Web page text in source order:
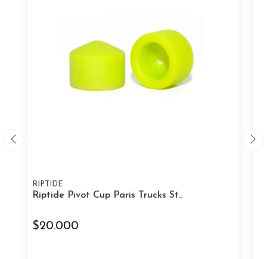
RIPTIDE
Riptide Pivot Cup Paris Trucks St..
$20.000